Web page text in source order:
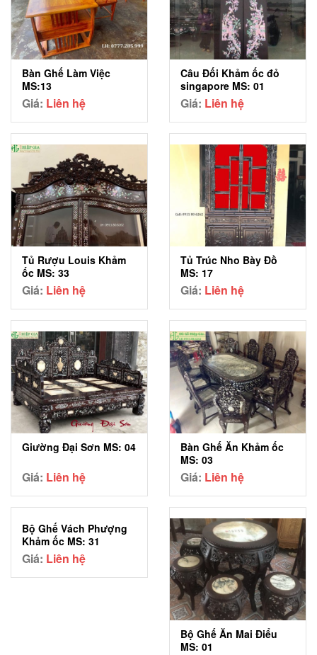
Bàn Ghế Làm Việc
MS:13
Giá: Liên hệ
Câu Đối Khảm ốc đỏ
singapore MS: 01
Giá: Liên hệ
Tủ Rượu Louis Khảm
ốc MS: 33
Giá: Liên hệ
Tủ Trúc Nho Bày Đồ
MS: 17
Giá: Liên hệ
Giường Đại Sơn MS: 04
Giá: Liên hệ
Bàn Ghế Ăn Khảm ốc
MS: 03
Giá: Liên hệ
Bộ Ghế Vách Phượng
Khảm ốc MS: 31
Giá: Liên hệ
Bộ Ghế Ăn Mai Điểu
MS: 01